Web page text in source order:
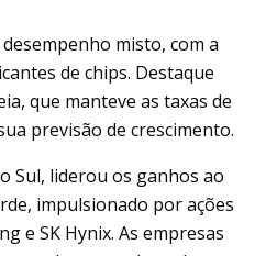
misto, com a
de chips. Destaque
que manteve as taxas de
previsão de crescimento.
Sul, liderou os ganhos ao
impulsionado por ações
e SK Hynix. As empresas